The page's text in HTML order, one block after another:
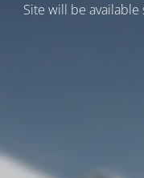
Site will be available